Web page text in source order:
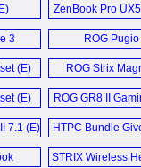
ZenBook Pro
3
ROG Pugio
(E) ROG Strix
(E) ROG GR8 II
7.1 (E) HTPC Bundle
STRIX Wireless